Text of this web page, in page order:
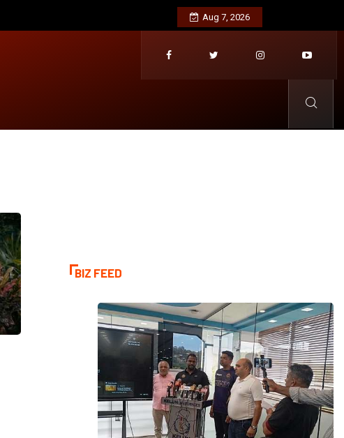
දින හතරක මහ වැස්සක්, අවදානම් ගැන
Aug 7, 2026
BIZ FEED